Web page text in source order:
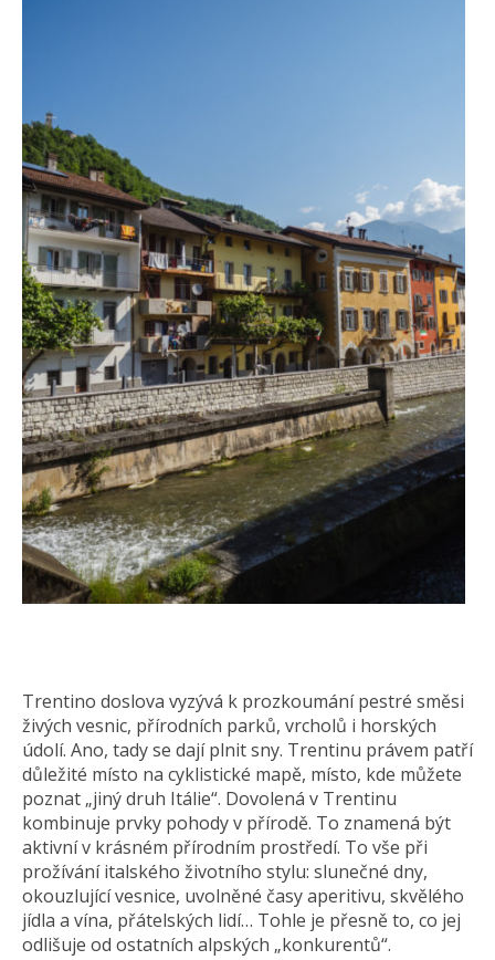
Trentino doslova vyzývá k prozkoumání pestré směsi
živých vesnic, přírodních parků, vrcholů i horských
údolí. Ano, tady se dají plnit sny. Trentinu právem patří
důležité místo na cyklistické mapě, místo, kde můžete
poznat „jiný druh Itálie“. Dovolená v Trentinu
kombinuje prvky pohody v přírodě. To znamená být
aktivní v krásném přírodním prostředí. To vše při
prožívání italského životního stylu: slunečné dny,
okouzlující vesnice, uvolněné časy aperitivu, skvělého
jídla a vína, přátelských lidí… Tohle je přesně to, co jej
odlišuje od ostatních alpských „konkurentů“.